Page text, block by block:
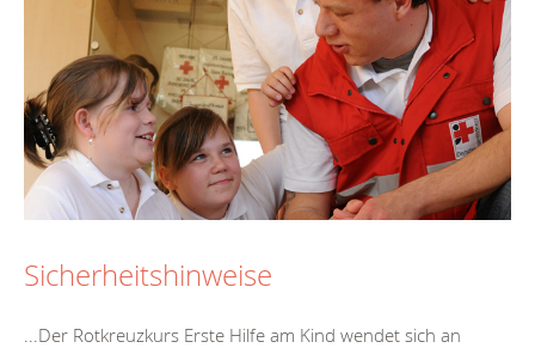
Sicherheitshinweise
...Der Rotkreuzkurs Erste Hilfe am Kind wendet sich an